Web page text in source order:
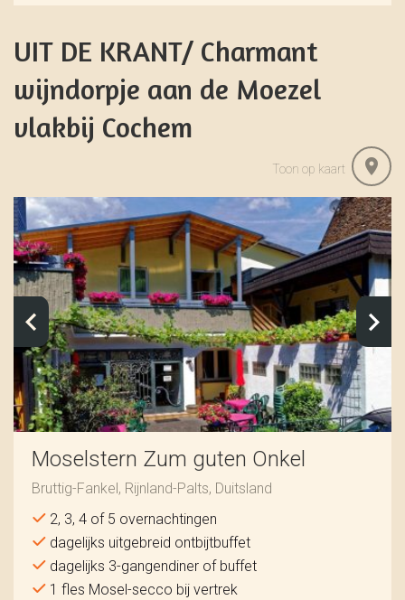
UIT DE KRANT/ Charmant
wijndorpje aan de Moezel
vlakbij Cochem
Toon op kaart
Moselstern Zum guten Onkel
Bruttig-Fankel, Rijnland-Palts, Duitsland
2, 3, 4 of 5 overnachtingen
dagelijks uitgebreid ontbijtbuffet
dagelijks 3-gangendiner of buffet
1 fles Mosel-secco bij vertrek